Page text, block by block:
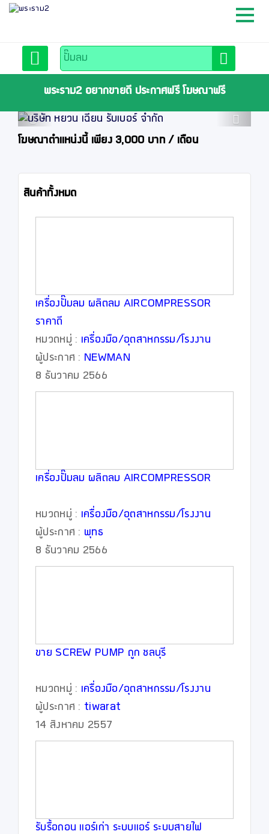
สมัครสมาชิก
ลงประกาศฟรี
พระราม2 อยากขายดี ประกาศฟรี โฆษณาฟรี
Previous
โฆษณาตำแหน่งนี้ เพียง 3,000 บาท / เดือน
สินค้าทั้งหมด
เครื่องปั๊มลม ผลิตลม AIRCOMPRESSOR
ราคาดี
หมวดหมู่ : เครื่องมือ/อุตสาหกรรม/โรงงาน
ผู้ประกาศ : NEWMAN
8 ธันวาคม 2566
เครื่องปั๊มลม ผลิตลม AIRCOMPRESSOR
หมวดหมู่ : เครื่องมือ/อุตสาหกรรม/โรงงาน
ผู้ประกาศ : พุทธ
8 ธันวาคม 2566
ขาย SCREW PUMP ถูก ชลบุรี
หมวดหมู่ : เครื่องมือ/อุตสาหกรรม/โรงงาน
ผู้ประกาศ : tiwarat
14 สิงหาคม 2557
รับรื้อถอน แอร์เก่า ระบบแอร์ ระบบสายไฟ